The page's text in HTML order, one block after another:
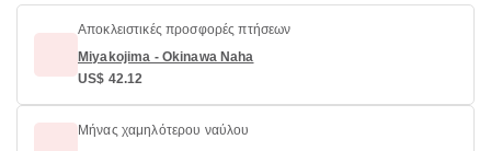
Αποκλειστικές προσφορές πτήσεων
Miyakojima - Okinawa Naha
US$ 42.12
Μήνας χαμηλότερου ναύλου